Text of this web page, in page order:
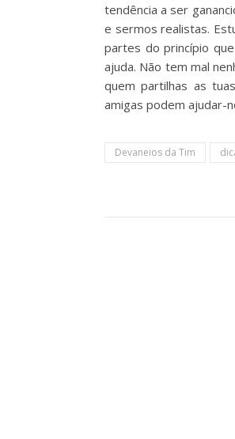
tendência a ser
e sermos realistas.
partes do princípio
ajuda. Não tem mal
quem partilhas as
amigas podem ajudar-
Devaneios da Tim